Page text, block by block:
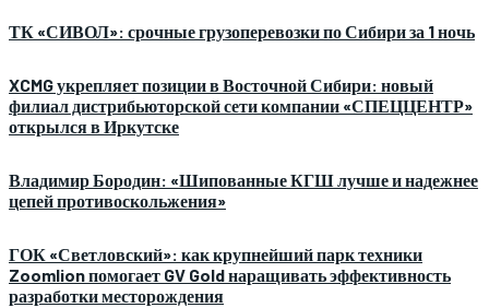
ТК «СИВОЛ»: срочные грузоперевозки по Сибири за 1 ночь
XCMG укрепляет позиции в Восточной Сибири: новый
филиал дистрибьюторской сети компании «СПЕЦЦЕНТР»
открылся в Иркутске
Владимир Бородин: «Шипованные КГШ лучше и надежнее
цепей противоскольжения»
ГОК «Светловский»: как крупнейший парк техники
Zoomlion помогает GV Gold наращивать эффективность
разработки месторождения